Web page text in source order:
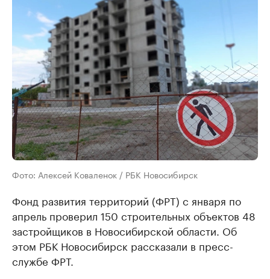
Фото: Алексей Коваленок / РБК Новосибирск
Фонд развития территорий (ФРТ) с января по
апрель проверил 150 строительных объектов 48
застройщиков в Новосибирской области. Об
этом РБК Новосибирск рассказали в пресс-
службе ФРТ.